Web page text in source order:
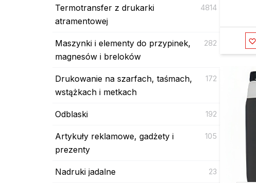
Termotransfer z drukarki
atramentowej
4814
Maszynki i elementy do przypinek,
magnesów i breloków
282
Drukowanie na szarfach, taśmach,
wstążkach i metkach
172
Odblaski 192
Artykuły reklamowe, gadżety i
prezenty
105
Nadruki jadalne 23